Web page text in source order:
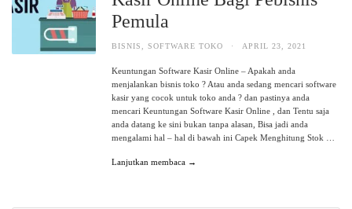
Pemula
BISNIS ,SOFTWARE TOKO · APRIL 23, 2021
Keuntungan Software Kasir Online – Apakah anda
menjalankan bisnis toko ? Atau anda sedang mencari software
kasir yang cocok untuk toko anda ? dan pastinya anda
mencari Keuntungan Software Kasir Online , dan Tentu saja
anda datang ke sini bukan tanpa alasan, Bisa jadi anda
mengalami hal – hal di bawah ini Capek Menghitung Stok …
Lanjutkan membaca →